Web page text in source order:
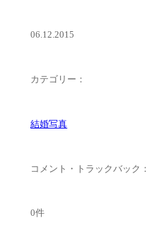
06.12.2015
カテゴリー：
結婚写真
コメント・トラックバック：
0件